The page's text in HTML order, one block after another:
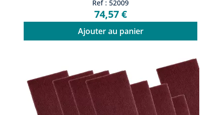
Ref : 52009
74,57 €
Ajouter au panier